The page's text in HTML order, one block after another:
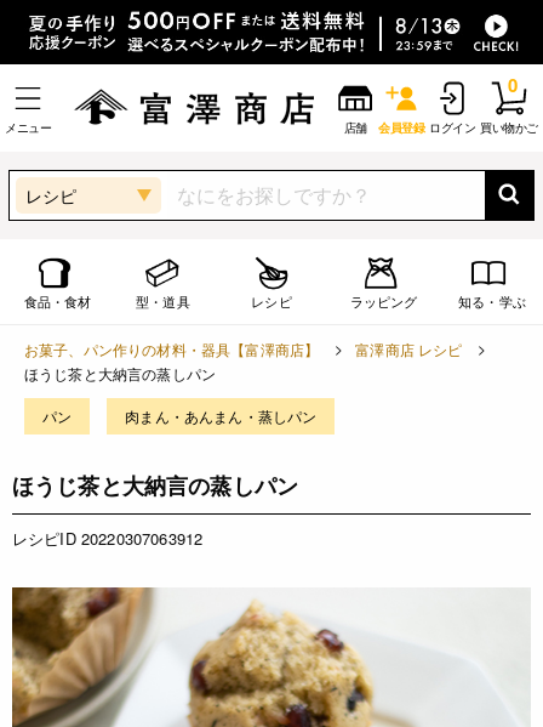
メニュー 店舗 会員登録 ログイン 買い物かご
0
レシピ
食品・食材 型・道具 レシピ ラッピング 知る・学ぶ
お菓子、パン作りの材料・器具【富澤商店】
富澤商店 レシピ
ほうじ茶と大納言の蒸しパン
パン 肉まん・あんまん・蒸しパン
ほうじ茶と大納言の蒸しパン
レシピID 20220307063912